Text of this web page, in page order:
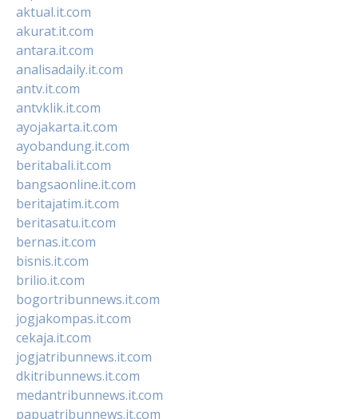
aktual.it.com
akurat.it.com
antara.it.com
analisadaily.it.com
antv.it.com
antvklik.it.com
ayojakarta.it.com
ayobandung.it.com
beritabali.it.com
bangsaonline.it.com
beritajatim.it.com
beritasatu.it.com
bernas.it.com
bisnis.it.com
brilio.it.com
bogortribunnews.it.com
jogjakompas.it.com
cekaja.it.com
jogjatribunnews.it.com
dkitribunnews.it.com
medantribunnews.it.com
papuatribunnews.it.com